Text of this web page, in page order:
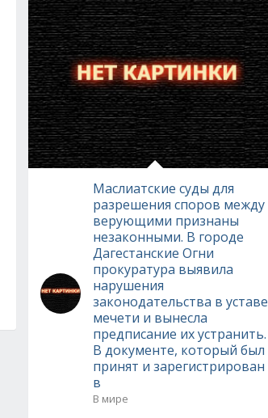
Маслиатские суды для
разрешения споров между
верующими признаны
незаконными. В городе
Дагестанские Огни
прокуратура выявила
нарушения
законодательства в уставе
мечети и вынесла
предписание их устранить.
В документе, который был
принят и зарегистрирован
в
В мире